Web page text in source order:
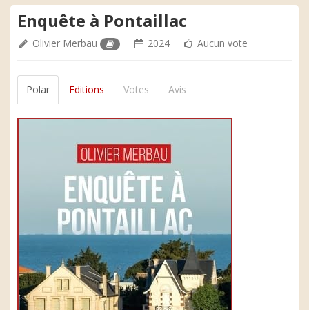
Enquête à Pontaillac
Olivier Merbau 2024 Aucun vote
Polar Editions Votes Avis